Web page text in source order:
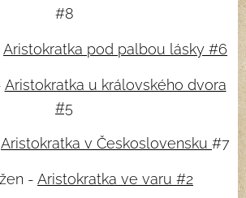
#8
Aristokratka pod palbou lásky #6
Aristokratka u královského dvora
#5
Aristokratka v Československu #7
- Aristokratka ve varu #2